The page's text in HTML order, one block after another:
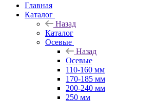
Главная
Каталог
Назад
Каталог
Осевые
Назад
Осевые
110-160 мм
170-185 мм
200-240 мм
250 мм